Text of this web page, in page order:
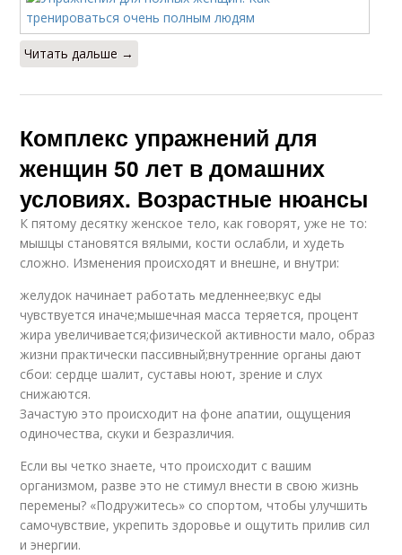
Читать дальше →
Комплекс упражнений для
женщин 50 лет в домашних
условиях. Возрастные нюансы
К пятому десятку женское тело, как говорят, уже не то:
мышцы становятся вялыми, кости ослабли, и худеть
сложно. Изменения происходят и внешне, и внутри:
желудок начинает работать медленнее;вкус еды
чувствуется иначе;мышечная масса теряется, процент
жира увеличивается;физической активности мало, образ
жизни практически пассивный;внутренние органы дают
сбои: сердце шалит, суставы ноют, зрение и слух
снижаются.
Зачастую это происходит на фоне апатии, ощущения
одиночества, скуки и безразличия.
Если вы четко знаете, что происходит с вашим
организмом, разве это не стимул внести в свою жизнь
перемены? «Подружитесь» со спортом, чтобы улучшить
самочувствие, укрепить здоровье и ощутить прилив сил
и энергии.